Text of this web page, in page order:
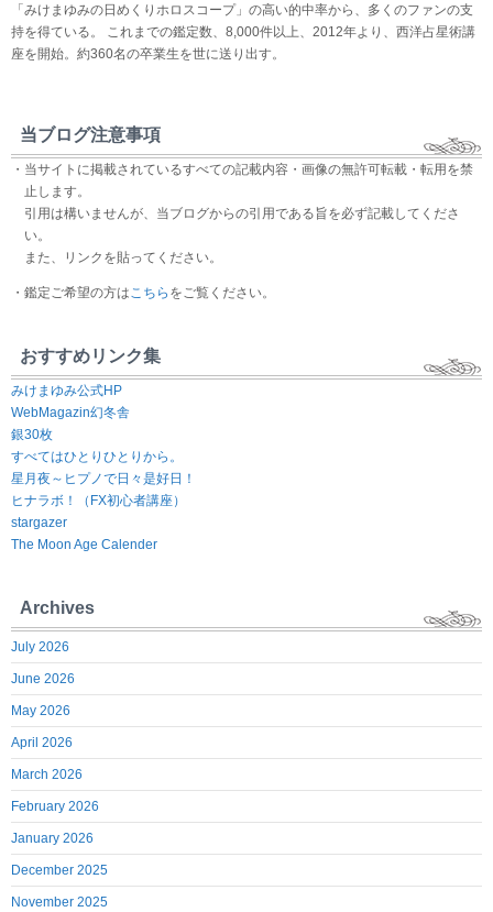
「みけまゆみの日めくりホロスコープ」の高い的中率から、多くのファンの支
持を得ている。 これまでの鑑定数、8,000件以上、2012年より、西洋占星術講
座を開始。約360名の卒業生を世に送り出す。
当ブログ注意事項
・当サイトに掲載されているすべての記載内容・画像の無許可転載・転用を禁
止します。
引用は構いませんが、当ブログからの引用である旨を必ず記載してくださ
い。
また、リンクを貼ってください。
・鑑定ご希望の方はこちら をご覧ください。
おすすめリンク集
みけまゆみ公式HP
WebMagazin幻冬舎
銀30枚
すべてはひとりひとりから。
星月夜～ヒプノで日々是好日！
ヒナラボ！（FX初心者講座）
stargazer
The Moon Age Calender
Archives
July 2026
June 2026
May 2026
April 2026
March 2026
February 2026
January 2026
December 2025
November 2025